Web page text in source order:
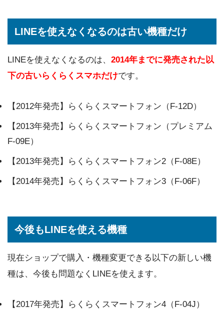
LINEを使えなくなるのは古い機種だけ
LINEを使えなくなるのは、 2014年までに発売された以
下の古いらくらくスマホだけです。
【2012年発売】らくらくスマートフォン（F-12D）
【2013年発売】らくらくスマートフォン（プレミアム
F-09E）
【2013年発売】らくらくスマートフォン2（F-08E）
【2014年発売】らくらくスマートフォン3（F-06F）
今後もLINEを使える機種
現在ショップで購入・機種変更できる以下の新しい機
種は、今後も問題なくLINEを使えます。
【2017年発売】らくらくスマートフォン4（F-04J）